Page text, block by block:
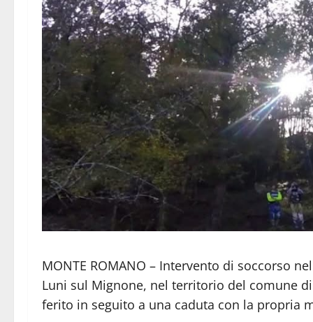
MONTE ROMANO – Intervento di soccorso
Luni sul Mignone, nel territorio del comune
ferito in seguito a una caduta con la propria